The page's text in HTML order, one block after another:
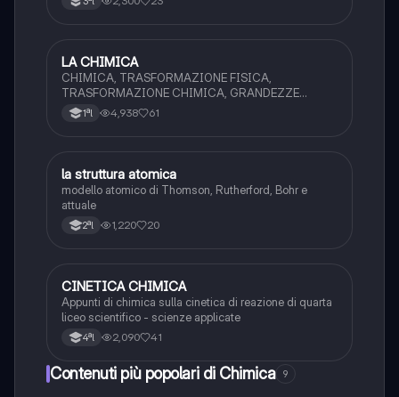
Chimica
LA CHIMICA
CHIMICA, TRASFORMAZIONE FISICA,
TRASFORMAZIONE CHIMICA, GRANDEZZE
FISICHE (STRUMENTI DI MISURA E S.I.), METODO
SCIENTIFICO
1ªl 4,938 61
Chimica
la struttura atomica
modello atomico di Thomson, Rutherford, Bohr e
attuale
2ªl 1,220 20
Chimica
CINETICA CHIMICA
Appunti di chimica sulla cinetica di reazione di quarta
liceo scientifico - scienze applicate
4ªl 2,090 41
Contenuti più popolari di Chimica 9